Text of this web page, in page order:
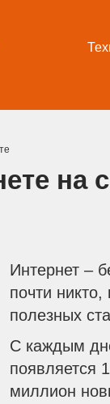
на
Интернет –
почти
полезных
С каждым
появляется
миллион